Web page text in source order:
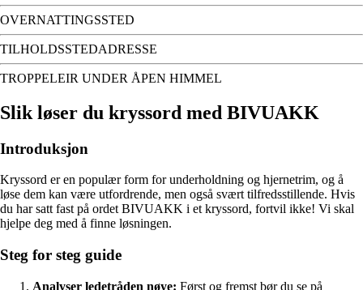
OVERNATTINGSSTED
TILHOLDSSTEDADRESSE
TROPPELEIR UNDER ÅPEN HIMMEL
Slik løser du kryssord med BIVUAKK
Introduksjon
Kryssord er en populær form for underholdning og hjernetrim, og å
løse dem kan være utfordrende, men også svært tilfredsstillende. Hvis
du har satt fast på ordet BIVUAKK i et kryssord, fortvil ikke! Vi skal
hjelpe deg med å finne løsningen.
Steg for steg guide
Analyser ledetråden nøye: Først og fremst bør du se på